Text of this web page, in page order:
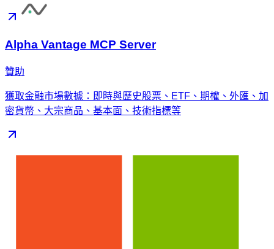
Alpha Vantage MCP Server
贊助
獲取金融市場數據：即時與歷史股票、ETF、期權、外匯、加
密貨幣、大宗商品、基本面、技術指標等